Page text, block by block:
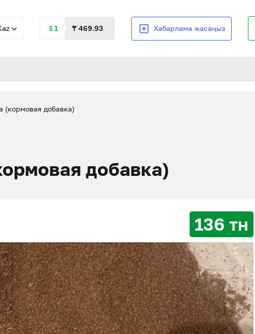
＄1 ₸ 469.93 Хабарлама жасаңыз
(кормовая добавка)
добавка)
136 тн